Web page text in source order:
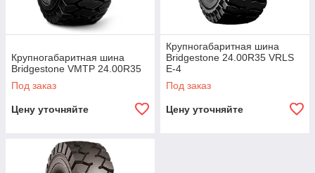
Крупногабаритная шина
Bridgestone VMTP 24.00R35
Под заказ
Цену уточняйте
Крупногабаритная шина
Bridgestone 24.00R35 VRLS
E-4
Под заказ
Цену уточняйте